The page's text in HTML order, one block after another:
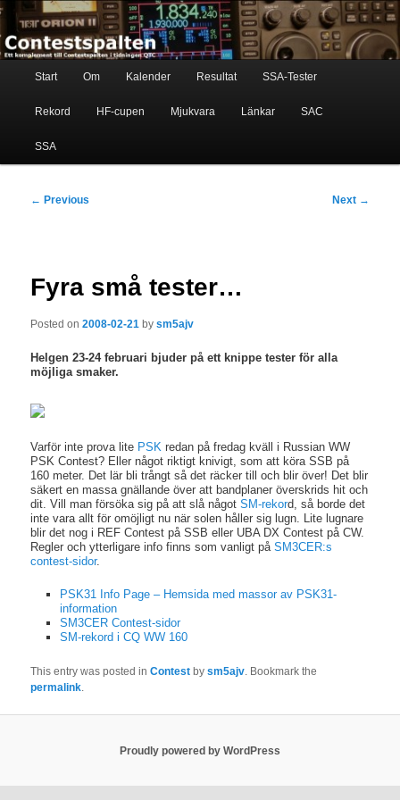
Skip
primary
content
Contestspalten
Ett komplement till contestspalten i tidningen QTC
Start Om Kalender Resultat SSA-Tester
Rekord HF-cupen Mjukvara Länkar SAC
SSA
Post
← Previous Next →
Fyra små tester…
Posted on2008-02-21 bysm5ajv
Helgen 23-24 februari bjuder på ett knippe tester för alla
möjliga smaker.
Varför inte prova lite PSKredan på fredag kväll i Russian WW
PSK Contest? Eller något riktigt knivigt, som att köra SSB på
160 meter. Det lär bli trångt så det räcker till och blir över! Det blir
säkert en massa gnällande över att bandplaner överskrids hit och
dit. Vill man försöka sig på att slå någotSM-rekord, så borde det
inte vara allt för omöjligt nu när solen håller sig lugn. Lite lugnare
blir det nog i REF Contest på SSB eller UBA DX Contest på CW.
Regler och ytterligare info finns som vanligt påSM3CER:s
contest-sidor.
PSK31 Info Page – Hemsida med massor av PSK31-
information
SM3CER Contest-sidor
SM-rekord i CQ WW 160
This entry was posted inContest bysm5ajv. Bookmark the
permalink.
Proudly powered by WordPress